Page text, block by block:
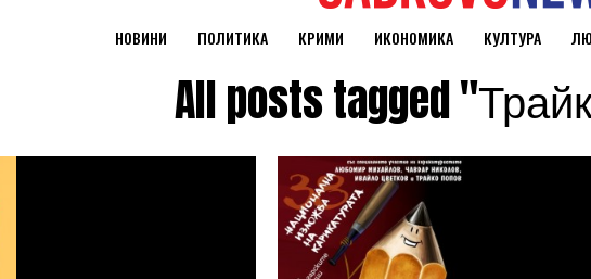
НОВИНИ ПОЛИТИКА КРИМИ ИКОНОМИКА КУЛТУРА
All posts tagged